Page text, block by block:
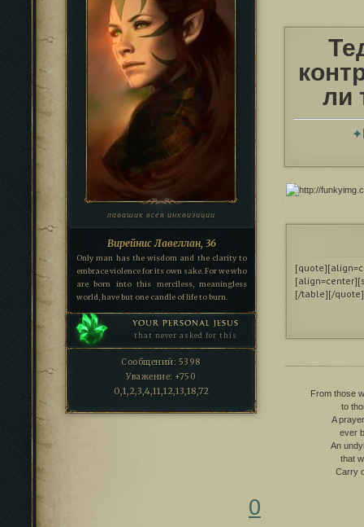
лавашик всея инквизиции
Вирейнис Лавеллан, 36
Only man has the wisdom and the clarity to
embrace violence for its own sake. For we who
are born into this merciless, meaningless
world, have but one candle of life to burn.
YOUR PERSONAL JESUS
that never asked for this
Сообщений: 5398
Уважение: +750
0,1,2,3,4,11,12,13,18,72
ли
✦
[/table][/quote]
From those
to
A
ever
An
that
Carry
0